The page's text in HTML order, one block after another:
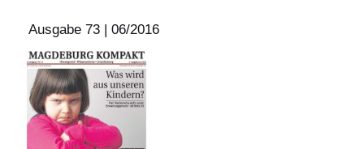
Ausgabe 73 | 06/2016